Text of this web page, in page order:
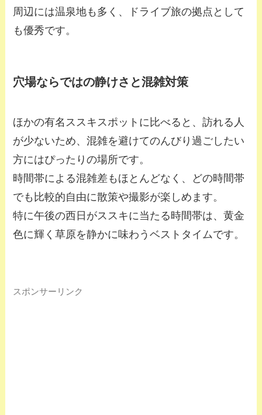
周辺には温泉地も多く、ドライブ旅の拠点として
も優秀です。
穴場ならではの静けさと混雑対策
ほかの有名ススキスポットに比べると、訪れる人
が少ないため、混雑を避けてのんびり過ごしたい
方にはぴったりの場所です。
時間帯による混雑差もほとんどなく、どの時間帯
でも比較的自由に散策や撮影が楽しめます。
特に午後の西日がススキに当たる時間帯は、黄金
色に輝く草原を静かに味わうベストタイムです。
スポンサーリンク